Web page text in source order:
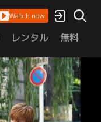
Watch now
レンタル 無料